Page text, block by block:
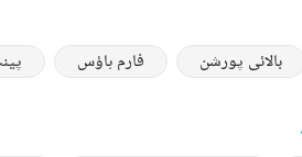
بالائی پورشن فارم ہاؤس